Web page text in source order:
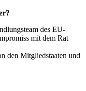
des EU-
mit dem Rat
den Mitgliedstaaten und